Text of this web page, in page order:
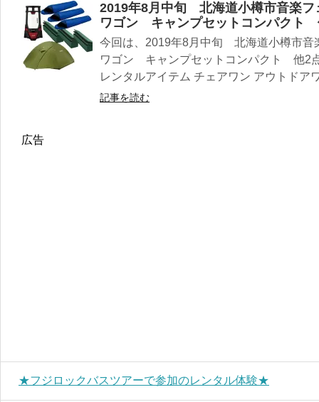
2019年8月中旬 北海道小樽市音楽
ワゴン キャンプセットコンパクト
今回は、2019年8月中旬 北海道小樽市
ワゴン キャンプセットコンパクト 他
レンタルアイテム チェアワン アウトドア
記事を読む
広告
★フジロックバスツアーで参加のレンタル体験★